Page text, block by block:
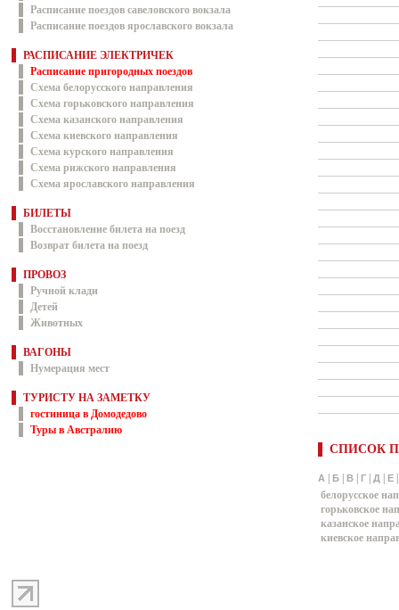
Расписание поездов савеловского вокзала
Расписание поездов ярославского вокзала
РАСПИСАНИЕ ЭЛЕКТРИЧЕК
Расписание пригородных поездов
Схема белорусского направления
Схема горьковского направления
Схема казанского направления
Схема киевского направления
Схема курского направления
Схема рижского направления
Схема ярославского направления
БИЛЕТЫ
Восстановление билета на поезд
Возврат билета на поезд
ПРОВОЗ
Ручной клади
Детей
Животных
ВАГОНЫ
Нумерация мест
ТУРИСТУ НА ЗАМЕТКУ
гостиница в Домодедово
Туры в Австралию
СПИСОК
А Б В Г Д Е
белорусское
горьковское
казанское
киевское